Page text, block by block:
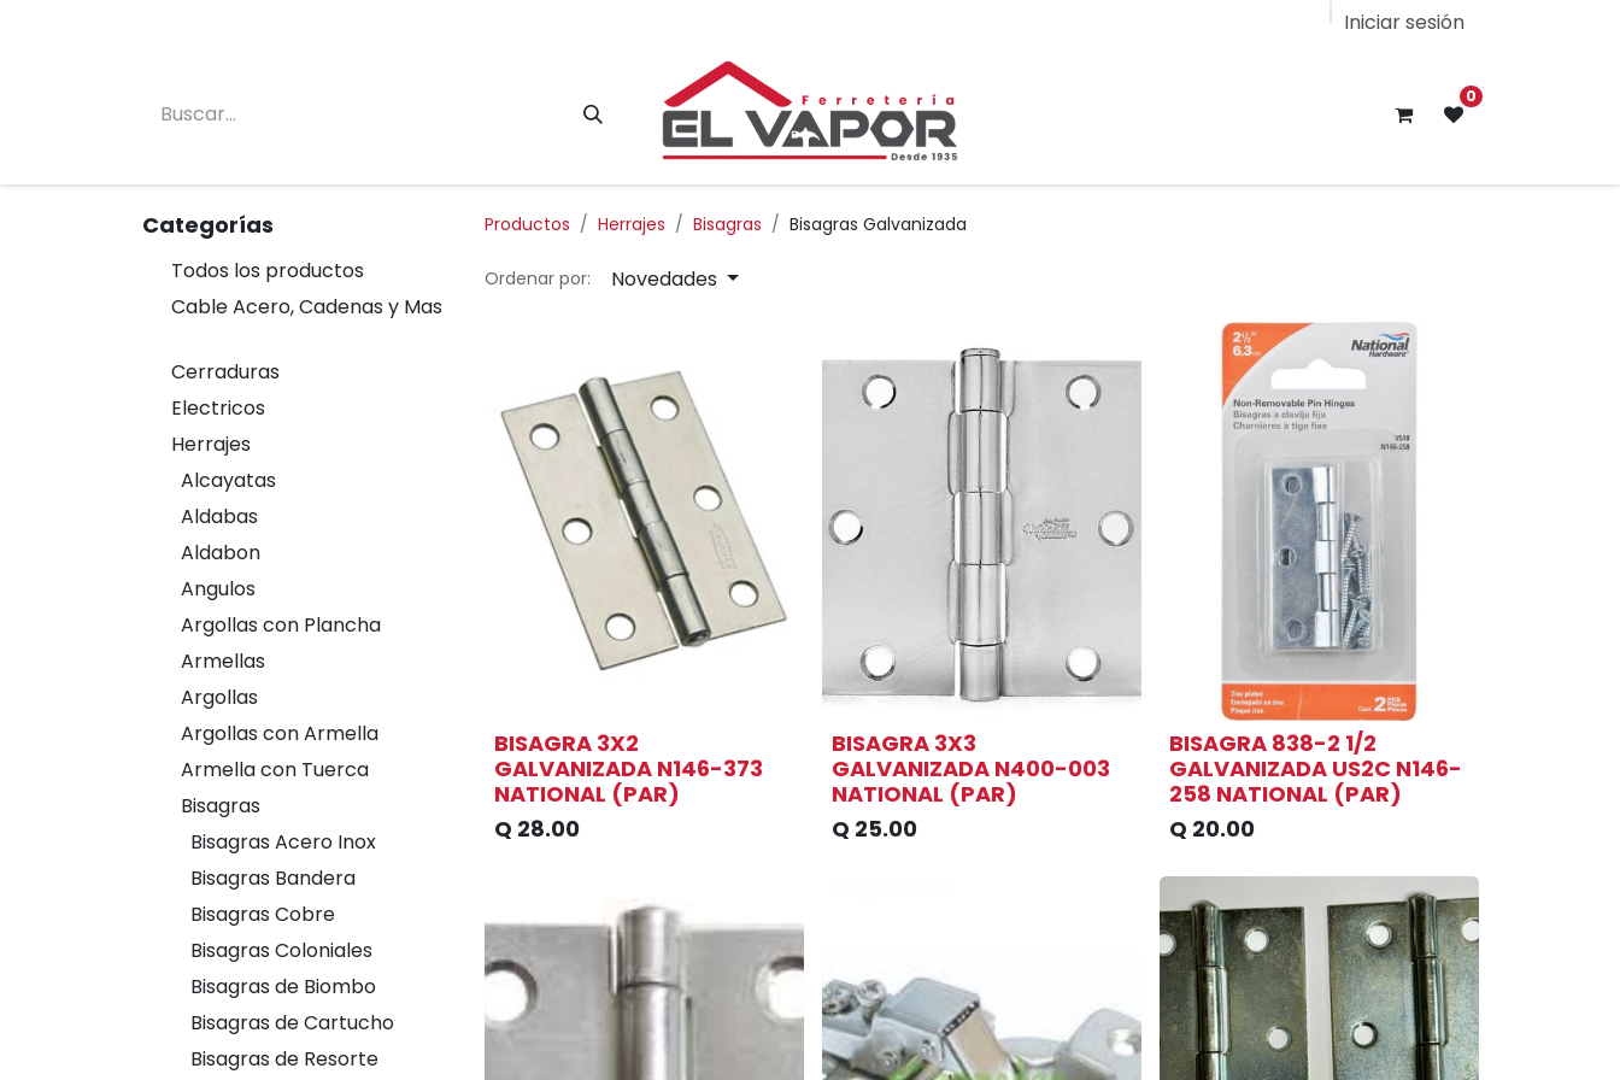
Iniciar sesión
0
Categorías
Todos los productos
Cable Acero, Cadenas y Mas
Cerraduras
Electricos
Herrajes
Alcayatas
Aldabas
Aldabon
Angulos
Argollas con Plancha
Armellas
Argollas
Argollas con Armella
Armella con Tuerca
Bisagras
Bisagras Acero Inox
Bisagras Bandera
Bisagras Cobre
Bisagras Coloniales
Bisagras de Biombo
Bisagras de Cartucho
Bisagras de Resorte
Productos Herrajes Bisagras Bisagras Galvanizada
Ordenar por: Novedades
BISAGRA 3X2
GALVANIZADA N146-373
NATIONAL (PAR)
Q 28.00
BISAGRA 3X3
GALVANIZADA N400-003
NATIONAL (PAR)
Q 25.00
BISAGRA 838-2 1/2
GALVANIZADA US2C N146-
258 NATIONAL (PAR)
Q 20.00